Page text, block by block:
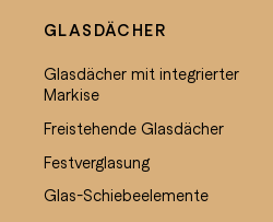
GLASDÄCHER
Glasdächer mit integrierter
Markise
Freistehende Glasdächer
Festverglasung
Glas-Schiebeelemente